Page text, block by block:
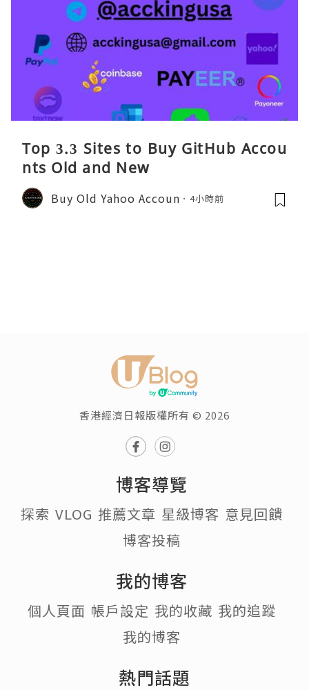
Top 3.3 Sites to Buy GitHub Accou
nts Old and New
Buy Old Yahoo Accoun 4小時前
香港經濟日報版權所有 © 2026
博客導覽
探索 VLOG 推薦文章 星級博客 意見回饋
博客投稿
我的博客
個人頁面 帳戶設定 我的收藏 我的追蹤
我的博客
熱門話題